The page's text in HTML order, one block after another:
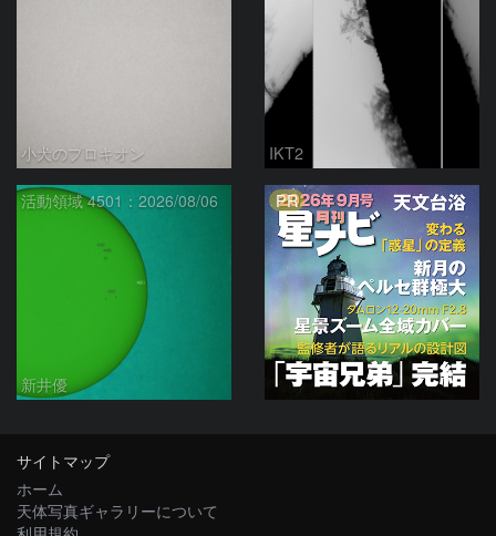
小犬のプロキオン IKT2
活動領域 4501：2026/08/06
新井優
PR
サイトマップ
ホーム
天体写真ギャラリーについて